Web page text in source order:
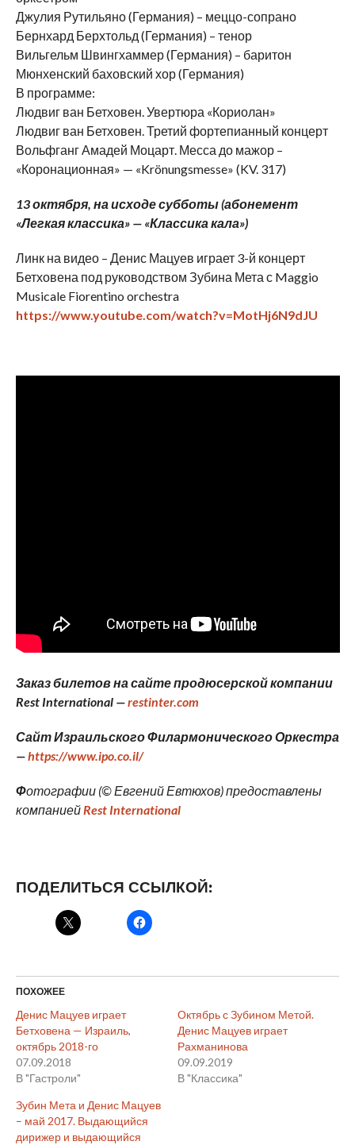
Джулия Рутильяно (Германия) – меццо-сопрано
Бернхард Берхтольд (Германия) – тенор
Вильгельм Швингхаммер (Германия) – баритон
Мюнхенский баховский хор (Германия)
В программе:
Людвиг ван Бетховен. Увертюра «Кориолан»
Людвиг ван Бетховен. Третий фортепианный концерт
Вольфганг Амадей Моцарт. Месса до мажор –
«Коронационная» — «Krönungsmesse» (KV. 317)
13 октября, на исходе субботы (абонемент
«Легкая классика» — «Классика кала»)
Линк на видео – Денис Мацуев играет 3-й концерт
Бетховена под руководством Зубина Мета с Maggio
Musicale Fiorentino orchestra
https://www.youtube.com/watch?v=MotHj6N9dJU
Заказ билетов на сайте продюсерской компании
Rest International—restinter.com
Сайт Израильского Филармонического Оркестра
—https://www.ipo.co.il/
Фотографии (© Евгений Евтюхов) предоставлены
компаниейRest International
ПОДЕЛИТЬСЯ ССЫЛКОЙ:
ПОХОЖЕЕ
Денис Мацуев играет
Бетховена — Израиль,
октябрь 2018-го
07.09.2018
В "Гастроли"
Октябрь с Зубином Метой.
Денис Мацуев играет
Рахманинова
09.09.2019
В "Классика"
Зубин Мета и Денис Мацуев
– май 2017. Выдающийся
дирижер и выдающийся